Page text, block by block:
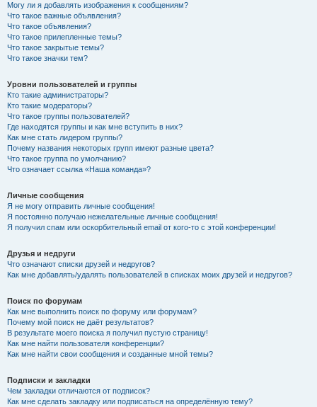
Могу ли я добавлять изображения к сообщениям?
Что такое важные объявления?
Что такое объявления?
Что такое прилепленные темы?
Что такое закрытые темы?
Что такое значки тем?
Уровни пользователей и группы
Кто такие администраторы?
Кто такие модераторы?
Что такое группы пользователей?
Где находятся группы и как мне вступить в них?
Как мне стать лидером группы?
Почему названия некоторых групп имеют разные цвета?
Что такое группа по умолчанию?
Что означает ссылка «Наша команда»?
Личные сообщения
Я не могу отправить личные сообщения!
Я постоянно получаю нежелательные личные сообщения!
Я получил спам или оскорбительный email от кого-то с этой конференции!
Друзья и недруги
Что означают списки друзей и недругов?
Как мне добавлять/удалять пользователей в списках моих друзей и недругов?
Поиск по форумам
Как мне выполнить поиск по форуму или форумам?
Почему мой поиск не даёт результатов?
В результате моего поиска я получил пустую страницу!
Как мне найти пользователя конференции?
Как мне найти свои сообщения и созданные мной темы?
Подписки и закладки
Чем закладки отличаются от подписок?
Как мне сделать закладку или подписаться на определённую тему?